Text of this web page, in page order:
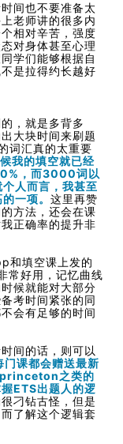
间也不要准备太
老师讲的很多内
相对辛苦，强度
对身体甚至心理
学们能够根据自
是拉得约长越好
，就是多背多
大块时间来刷题
词汇真的太重要
我的填空就已经
，而3000词以
人而言，我甚至
一项。 这里再赞
方法，还会在课
正确率的提升非
和填空课上发的
常好用，记忆曲线
候就能对大部分
考时间紧张的同
会有足够的时间
间的话，则可以
课都会赠送最新
princeton之类的
ETS出题人的逻
刁钻古怪，但是
了解这个逻辑套